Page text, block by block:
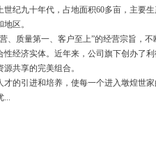
九十年代，占地面积60多亩，主要生
区。
、质量第一、客户至上”的经营宗旨，
经济实体。近年来，公司旗下创办了
共享的完美组合。
的引进和培养，使每一个进入墩煌世
...